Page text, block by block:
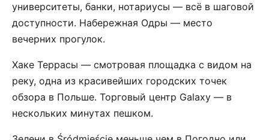
университеты, банки, нотариусы — всё в шаговой
доступности. Набережная Одры — место
вечерних прогулок.
Хаке Террасы — смотровая площадка с видом на
реку, одна из красивейших городских точек
обзора в Польше. Торговый центр Galaxy — в
нескольких минутах пешком.